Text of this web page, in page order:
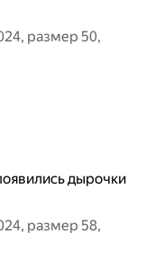
размер 50,
дырочки
размер 58,